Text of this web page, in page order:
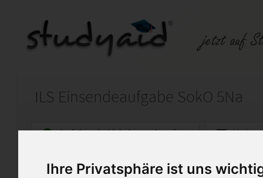
Ihre Privatsphäre ist uns
ILS Einsendeaufgabe SokO 5Na
Auf StudyAid.de verkaufen
Startseite Abitur und Hochschule